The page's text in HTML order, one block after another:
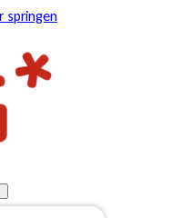
springen